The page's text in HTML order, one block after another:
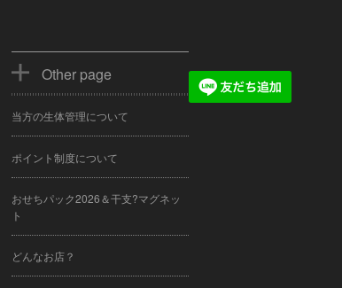
Other page
当方の生体管理について
ポイント制度について
おせちパック2026＆干支?マグネッ
ト
どんなお店？